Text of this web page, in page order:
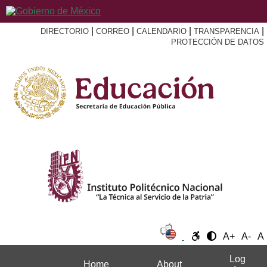
DIRECTORIO CORREO CALENDARIO TRANSPARENCIA
PROTECCIÓN DE DATOS
A+ A- A
Home About
Log